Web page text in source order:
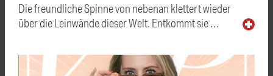
Die freundliche Spinne von nebenan klettert wieder
über die Leinwände dieser Welt. Entkommt sie …